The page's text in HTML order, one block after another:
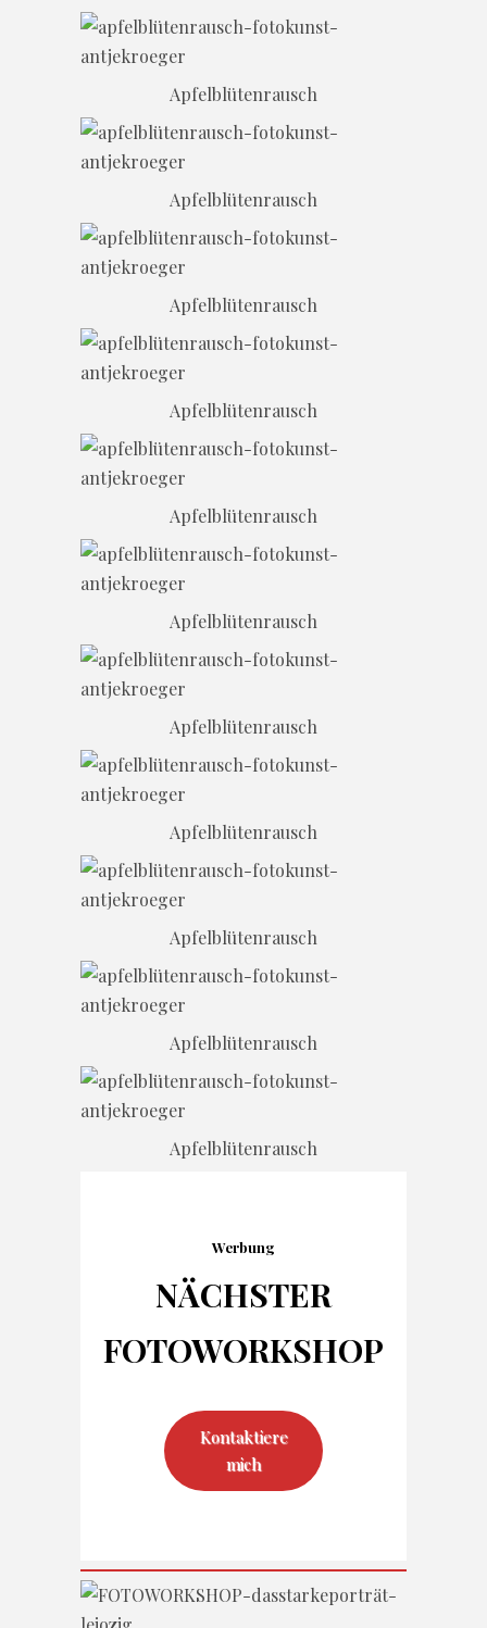
Apfelblütenrausch
Apfelblütenrausch
Apfelblütenrausch
Apfelblütenrausch
Apfelblütenrausch
Apfelblütenrausch
Apfelblütenrausch
Apfelblütenrausch
Apfelblütenrausch
Apfelblütenrausch
Apfelblütenrausch
Werbung
NÄCHSTER
FOTOWORKSHOP
Kontaktiere
mich